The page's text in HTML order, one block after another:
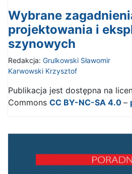
Wybrane
projektowania i
szynowych
Redakcja: Grulkowski Sławomir
Karwowski Krzysztof
Publikacja jest dostępna na
Commons CC BY-NC-SA 4.0 –